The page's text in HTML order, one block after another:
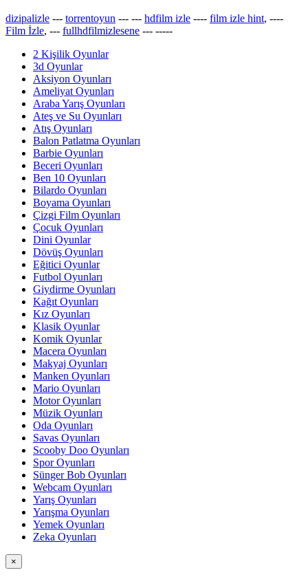
dizipalizle --- torrentoyun --- --- hdfilm izle ---- film izle hint, ----
Film İzle, --- fullhdfilmizlesene --- -----
2 Kişilik Oyunlar
3d Oyunlar
Aksiyon Oyunları
Ameliyat Oyunları
Araba Yarış Oyunları
Ateş ve Su Oyunları
Atış Oyunları
Balon Patlatma Oyunları
Barbie Oyunları
Beceri Oyunları
Ben 10 Oyunları
Bilardo Oyunları
Boyama Oyunları
Çizgi Film Oyunları
Çocuk Oyunları
Dini Oyunlar
Dövüş Oyunları
Eğitici Oyunlar
Futbol Oyunları
Giydirme Oyunları
Kağıt Oyunları
Kız Oyunları
Klasik Oyunlar
Komik Oyunlar
Macera Oyunları
Makyaj Oyunları
Manken Oyunları
Mario Oyunları
Motor Oyunları
Müzik Oyunları
Oda Oyunları
Savas Oyunları
Scooby Doo Oyunları
Spor Oyunları
Sünger Bob Oyunları
Webcam Oyunları
Yarış Oyunları
Yarışma Oyunları
Yemek Oyunları
Zeka Oyunları
×